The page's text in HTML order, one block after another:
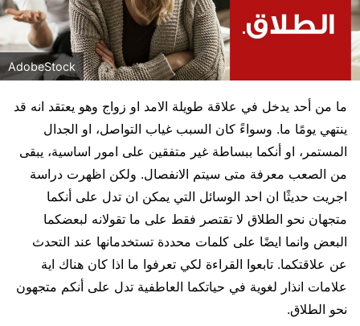
AdobeStock
ما من أحد يدخل في علاقة طويلة الامد او زواج وهو يعتقد انه قد
ينتهي يومًا ما. وسواءً كان السبب غياب التواصل، او الجدال
المستمر، او أنكما ببساطة غير متفقين على امور اساسية، يبقى
من الصعب معرفة متى سيتم الانفصال. ولكن اظهرت دراسة
اجريت حديثًا ان احد الوسائل التي يمكن ان تدل على أنكما
متجهان نحو الطلاق لا تقتصر فقط على ما تقولانه لبعضكما
البعض وانما ايضًا على كلمات محددة تستخدمانها عند التحدث
عن علاقتكما. تابعوا القراءة لكي تعرفوا ما اذا كان هناك اية
علامات انذار لغوية في حياتكما العاطفية تدل على أنكم متجهون
نحو الطلاق.